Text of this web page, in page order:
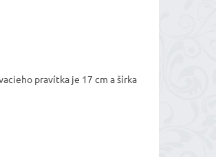
pravítka je 17 cm a šírka